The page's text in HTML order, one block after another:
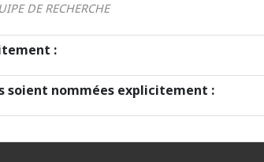
DE RECHERCHE
:
soient nommées explicitement :